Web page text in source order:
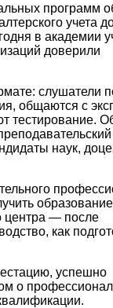
программ
учета
в академии
доверили
слушатели
общаются с
тестирование.
наук,
образование
центра — после
как
успешно
о